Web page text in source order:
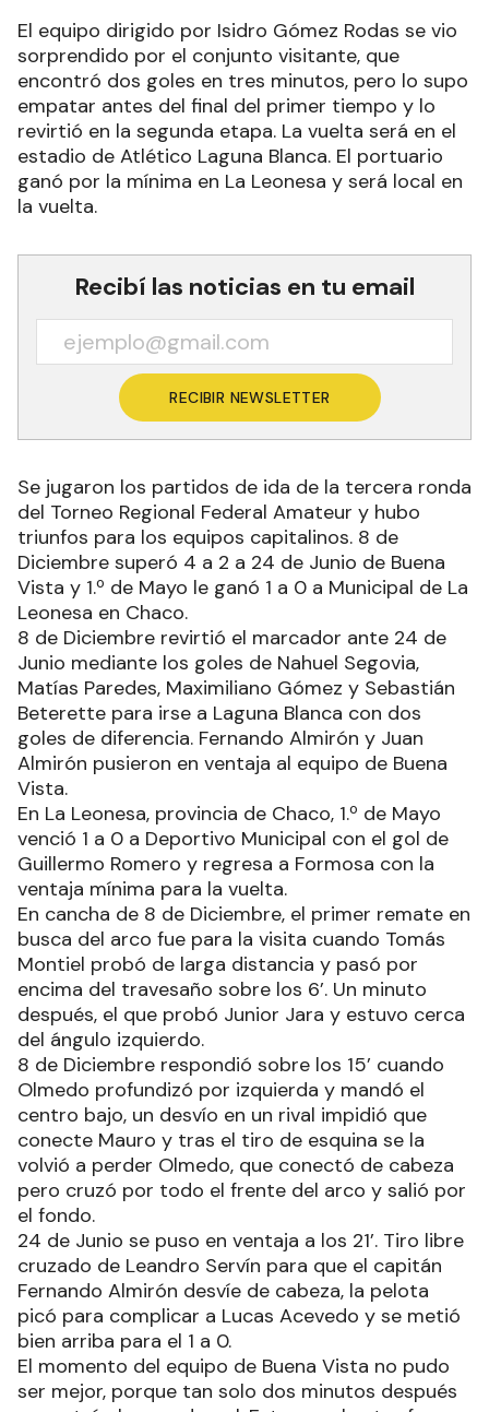
El equipo dirigido por Isidro Gómez Rodas se vio
sorprendido por el conjunto visitante, que
encontró dos goles en tres minutos, pero lo supo
empatar antes del final del primer tiempo y lo
revirtió en la segunda etapa. La vuelta será en el
estadio de Atlético Laguna Blanca. El portuario
ganó por la mínima en La Leonesa y será local en
la vuelta.
Recibí las noticias en tu email
RECIBIR NEWSLETTER
Se jugaron los partidos de ida de la tercera ronda
del Torneo Regional Federal Amateur y hubo
triunfos para los equipos capitalinos. 8 de
Diciembre superó 4 a 2 a 24 de Junio de Buena
Vista y 1.º de Mayo le ganó 1 a 0 a Municipal de La
Leonesa en Chaco.
8 de Diciembre revirtió el marcador ante 24 de
Junio mediante los goles de Nahuel Segovia,
Matías Paredes, Maximiliano Gómez y Sebastián
Beterette para irse a Laguna Blanca con dos
goles de diferencia. Fernando Almirón y Juan
Almirón pusieron en ventaja al equipo de Buena
Vista.
En La Leonesa, provincia de Chaco, 1.º de Mayo
venció 1 a 0 a Deportivo Municipal con el gol de
Guillermo Romero y regresa a Formosa con la
ventaja mínima para la vuelta.
En cancha de 8 de Diciembre, el primer remate en
busca del arco fue para la visita cuando Tomás
Montiel probó de larga distancia y pasó por
encima del travesaño sobre los 6’. Un minuto
después, el que probó Junior Jara y estuvo cerca
del ángulo izquierdo.
8 de Diciembre respondió sobre los 15’ cuando
Olmedo profundizó por izquierda y mandó el
centro bajo, un desvío en un rival impidió que
conecte Mauro y tras el tiro de esquina se la
volvió a perder Olmedo, que conectó de cabeza
pero cruzó por todo el frente del arco y salió por
el fondo.
24 de Junio se puso en ventaja a los 21’. Tiro libre
cruzado de Leandro Servín para que el capitán
Fernando Almirón desvíe de cabeza, la pelota
picó para complicar a Lucas Acevedo y se metió
bien arriba para el 1 a 0.
El momento del equipo de Buena Vista no pudo
ser mejor, porque tan solo dos minutos después